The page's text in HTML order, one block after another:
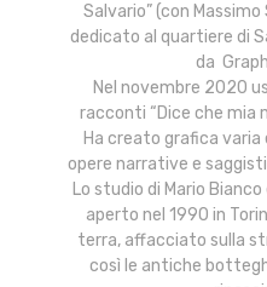
Salvario” (con
dedicato al quartiere di
da
Nel novembre 2020
racconti “Dice che mia
Ha creato grafica
opere narrative e
Lo studio di Mario
aperto nel 1990 in
terra, affacciato sulla
così le antiche